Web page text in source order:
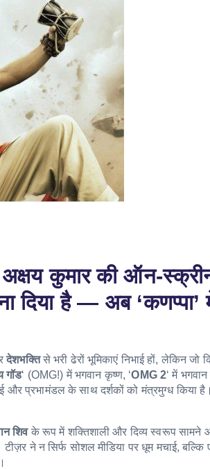
कुमार की ऑन-
दिया है — अब ‘कणप्पा’
देशभक्तिसे भरी ढेरों भूमिकाएं निभाई हों, लेकिन जो
गॉड‘ (OMG!) में भगवान कृष्ण, ‘OMG 2‘ में
और प्रभामंडल के साथ दर्शकों को मंत्रमुग्ध किया है।
शिवके रूप में शक्तिशाली और दिव्य स्वरूप सामने
ने न सिर्फ सोशल मीडिया पर धूम मचाई, बल्कि